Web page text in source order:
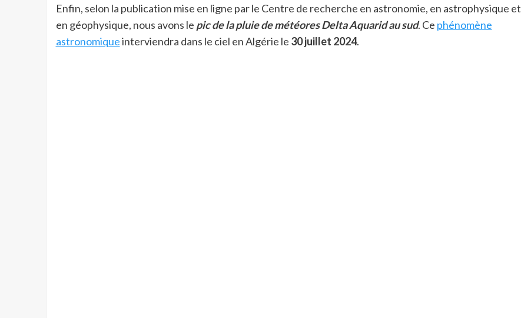
Enfin, selon la publication mise en ligne par le Centre de recherche en astronomie, en astrophysique et
en géophysique, nous avons le pic de la pluie de météores Delta Aquarid au sud. Ce phénomène
astronomiqueinterviendra dans le ciel en Algérie le 30 juillet 2024.